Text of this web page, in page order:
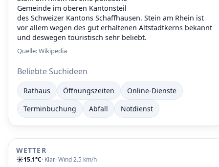
Gemeinde im oberen Kantonsteil
des Schweizer Kantons Schaffhausen. Stein am Rhein ist
vor allem wegen des gut erhaltenen Altstadtkerns bekannt
und deswegen touristisch sehr beliebt.
Quelle:Wikipedia
Beliebte Suchideen
Rathaus Öffnungszeiten
Online-Dienste
Terminbuchung
Abfall Notdienst
WETTER
☀️15.1°C· Klar· Wind 2.5 km/h